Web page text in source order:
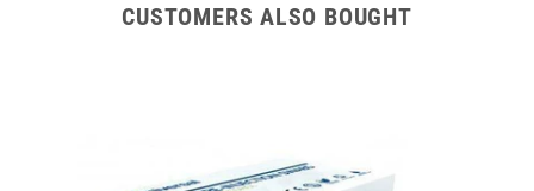
CUSTOMERS ALSO BOUGHT